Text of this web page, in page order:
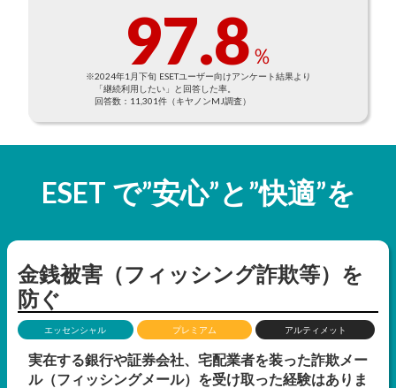
97.8 ％
※2024年1月下旬 ESETユーザー向けアンケート結果より
「継続利用したい」と回答した率。
回答数：11,301件（キヤノンMJ調査）
ESET で”安心”と”快適”を
金銭被害（フィッシング詐欺等）を
防ぐ
エッセンシャル プレミアム アルティメット
実在する銀行や証券会社、宅配業者を装った詐欺メー
ル（フィッシングメール）を受け取った経験はありま